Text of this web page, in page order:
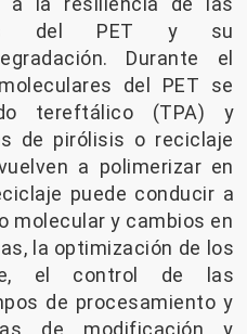
del PET y su
Durante el
del PET se
tereftálico (TPA) y
de pirólisis o reciclaje
a polimerizar en
puede conducir a
molecular y cambios en
la optimización de los
el control de las
de procesamiento y
de modificación y